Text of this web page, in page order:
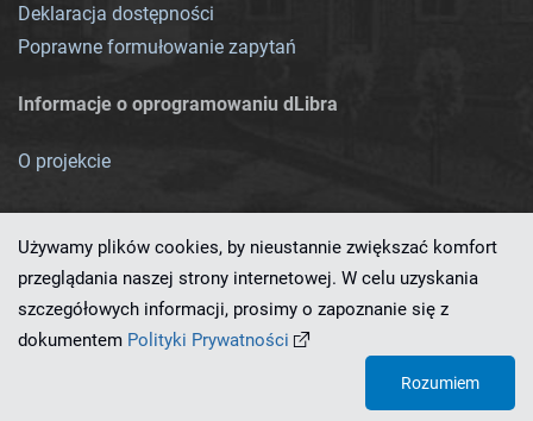
Deklaracja dostępności
Poprawne formułowanie zapytań
Informacje o oprogramowaniu dLibra
O projekcie
Ten serwis działa dzięki oprogramowaniu
Używamy plików cookies, by nieustannie zwiększać komfort
przeglądania naszej strony internetowej. W celu uzyskania
szczegółowych informacji, prosimy o zapoznanie się z
dokumentem Polityki Prywatności
Rozumiem